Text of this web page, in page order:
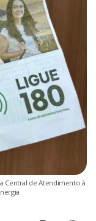
Central de Atendimento à